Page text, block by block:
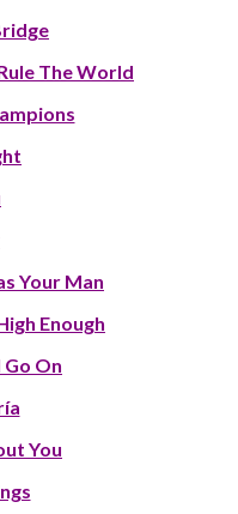
The World
Your Man
Enough
On
You